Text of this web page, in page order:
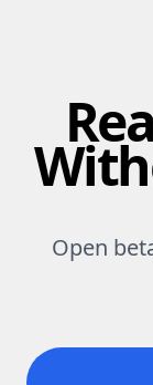
Open